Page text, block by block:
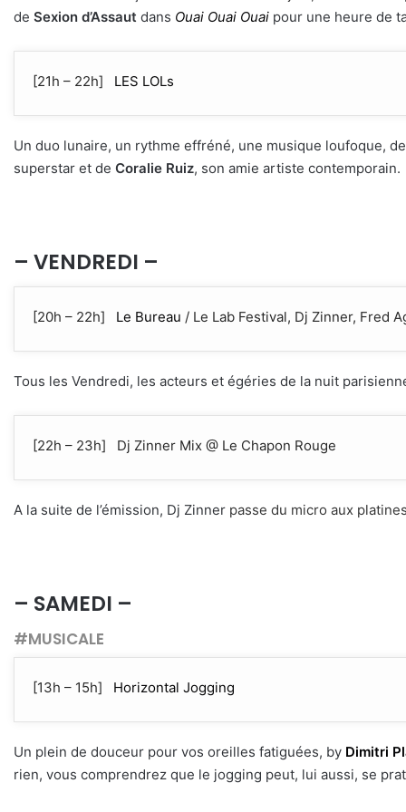
de Sexion d’Assaut dans Ouai Ouai Ouai pour une heure de
[21h – 22h] LES LOLs
Un duo lunaire, un rythme effréné, une musique loufoque,
superstar et de Coralie Ruiz, son amie artiste contemporain.
– VENDREDI –
[20h – 22h] Le Bureau / Le Lab Festival, Dj Zinner, Fred
Tous les Vendredi, les acteurs et égéries de la nuit
[22h – 23h] Dj Zinner Mix @ Le Chapon Rouge
A la suite de l’émission, Dj Zinner passe du micro aux
– SAMEDI –
#MUSICALE
[13h – 15h] Horizontal Jogging
Un plein de douceur pour vos oreilles fatiguées, by Dimitri
rien, vous comprendrez que le jogging peut, lui aussi, se